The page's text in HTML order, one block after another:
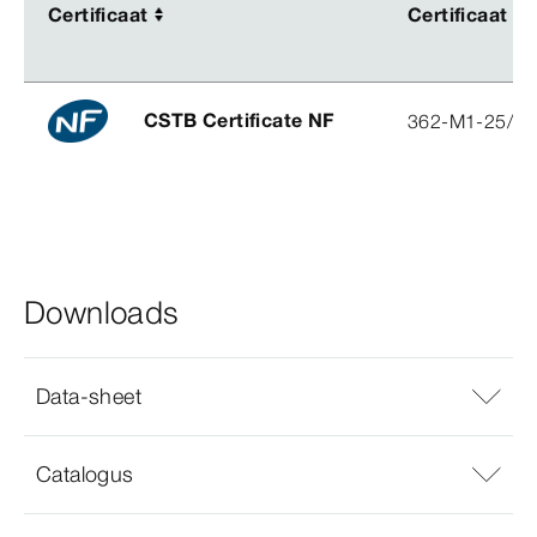
Certificaat Certificaat
Certificaat Certificaat
CSTB Certificate NF 362-M1-25/2
Downloads
Data-sheet
Catalogus